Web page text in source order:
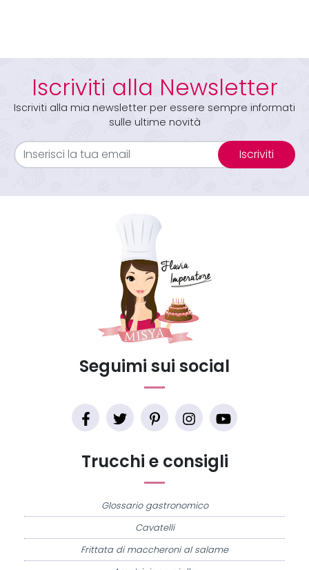
Iscriviti alla Newsletter
Iscriviti alla mia newsletter per essere sempre informati
sulle ultime novità
Iscriviti
Trucchi e consigli
Glossario gastronomico
Cavatelli
Frittata di maccheroni al salame
Seguimi sui social